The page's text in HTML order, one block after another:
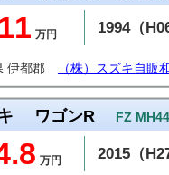
万円 1994（H06
伊都郡 （株）スズキ自販
ワゴンR FZ
万円 2015（H27